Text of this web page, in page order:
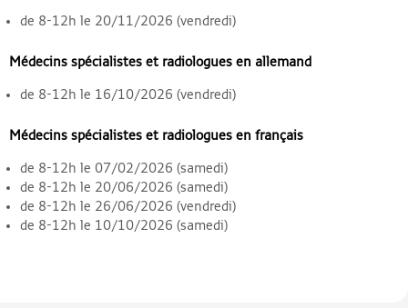
de 8-12h le 20/11/2026 (vendredi)
Médecins spécialistes et radiologues en allemand
de 8-12h le 16/10/2026 (vendredi)
Médecins spécialistes et radiologues en français
de 8-12h le 07/02/2026 (samedi)
de 8-12h le 20/06/2026 (samedi)
de 8-12h le 26/06/2026 (vendredi)
de 8-12h le 10/10/2026 (samedi)